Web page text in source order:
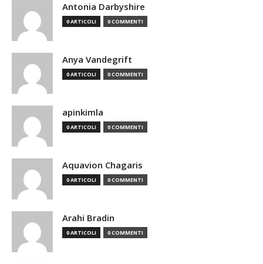
Antonia Darbyshire
0 ARTICOLI 0 COMMENTI
Anya Vandegrift
0 ARTICOLI 0 COMMENTI
apinkimla
0 ARTICOLI 0 COMMENTI
Aquavion Chagaris
0 ARTICOLI 0 COMMENTI
Arahi Bradin
0 ARTICOLI 0 COMMENTI